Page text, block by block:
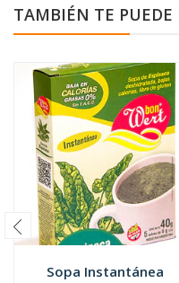
TAMBIÉN TE PUEDE
Sopa Instantánea